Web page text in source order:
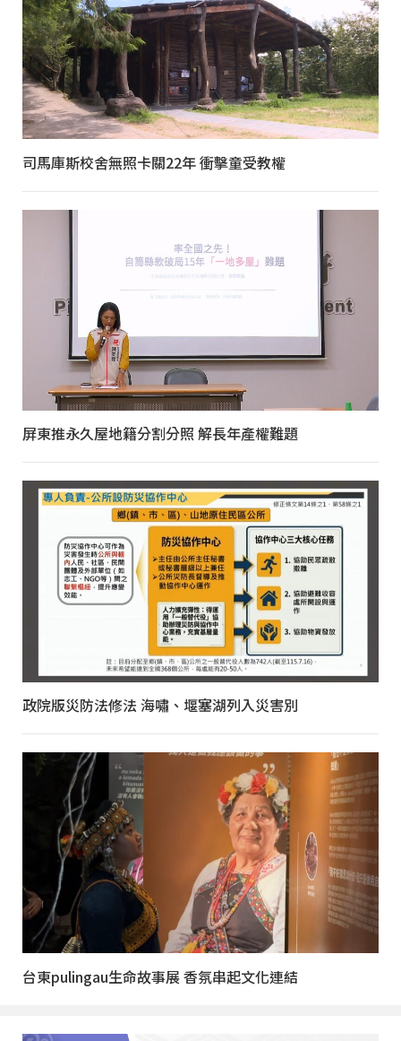
司馬庫斯校舍無照卡關22年 衝擊童受教權
屏東推永久屋地籍分割分照 解長年產權難題
政院版災防法修法 海嘯、堰塞湖列入災害別
台東pulingau生命故事展 香氛串起文化連結